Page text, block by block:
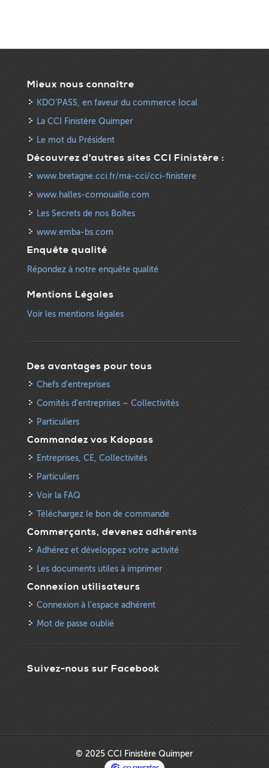
Mieux nous connaître
KDO’PASS, en faveur du commerce local
La CCI Finistère Quimper
Le mot du Président
Découvrez d'autres sites CCI Finistère :
www.bretagne.cci.fr/ma-cci/cci-finistere
www.halles-cornouaille.com
Les Secrets de nos Boîtes
www.emba-bs.com
Enquête qualité
Répondez à notre enquête qualité
Mentions Légales
Voir les mentions légales
Des avantages pour tous
Chefs d’entreprises
Comités d’entreprises – Collectivités
Particuliers
Commandez vos Kdopass
Entreprises, CE, Collectivités
Particuliers
Voir la FAQ
Téléchargez le bon de commande
Commerçants, devenez adhérents
Adhérez et développez votre activité
Les documents utiles à imprimer
Connexion utilisateurs
Connexion à l'espace adhérent
Mot de passe oublié
Suivez-nous sur Facebook
© 2025 CCI Finistère Quimper